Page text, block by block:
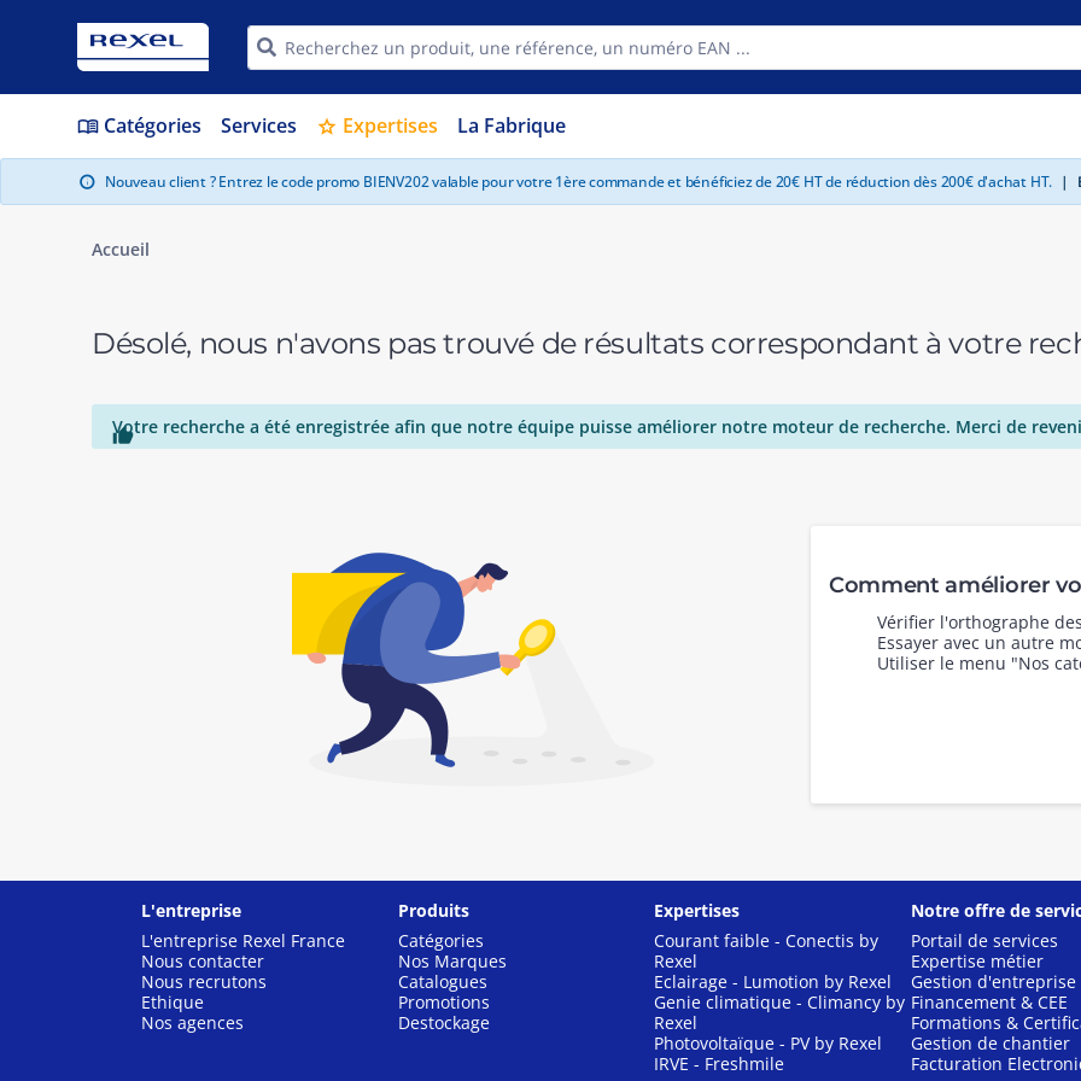
menu_book Catégories Services star Expertises La Fabrique
info Nouveau client ? Entrez le code promo BIENV202 valable pour votre 1ère commande et bénéficiez de 20€ HT de réduction dès 200€ d'achat HT. |
Accueil
Désolé, nous n'avons pas trouvé de résultats correspondant à votre

Votre recherche a été enregistrée afin que notre équipe puisse améliorer notre moteur de recherche. Merci de
Comment améliorer
Vérifier l'orthographe
Essayer avec un autre
Utiliser le menu "Nos
L'entreprise
L'entreprise Rexel France
Nous contacter
Nous recrutons
Ethique
Nos agences
Produits
Catégories
Nos Marques
Catalogues
Promotions
Destockage
Expertises
Courant faible - Conectis by
Rexel
Eclairage - Lumotion by Rexel
Genie climatique - Climancy by
Rexel
Photovoltaïque - PV by Rexel
IRVE - Freshmile
Notre offre de
Portail de services
Expertise métier
Gestion d'entreprise
Financement & CEE
Formations &
Gestion de chantier
Facturation